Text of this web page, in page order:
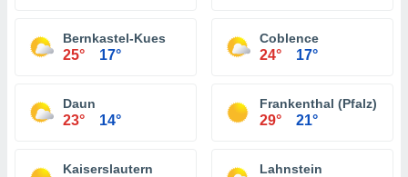
Bernkastel-Kues
25° 17°
Coblence
24° 17°
Daun
23° 14°
Frankenthal (Pfalz)
29° 21°
Kaiserslautern Lahnstein